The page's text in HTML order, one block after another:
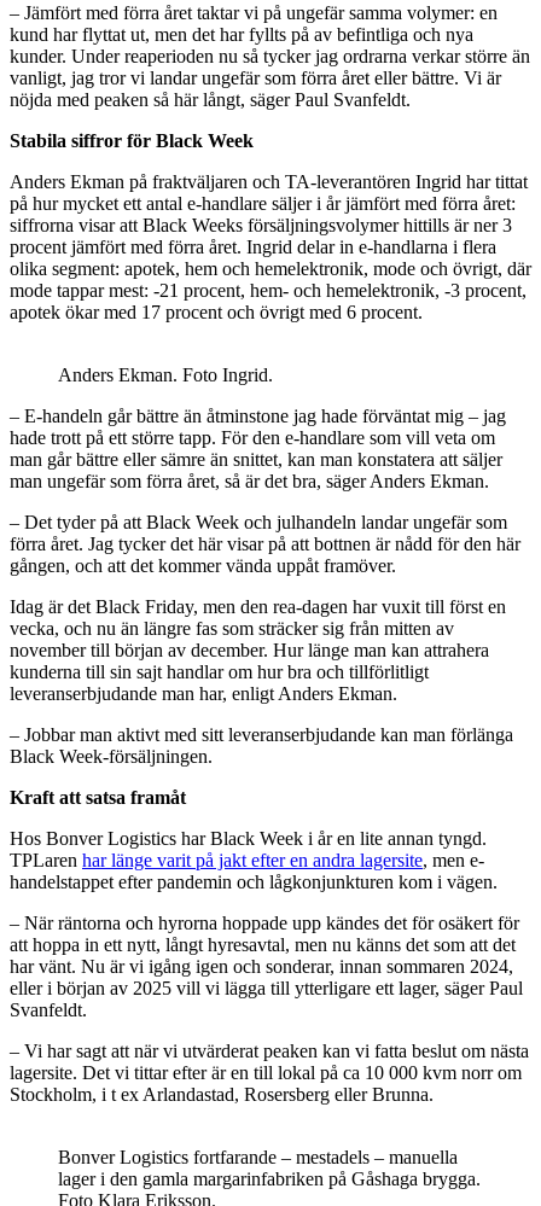
– Jämfört med förra året taktar vi på ungefär samma volymer: en
kund har flyttat ut, men det har fyllts på av befintliga och nya
kunder. Under reaperioden nu så tycker jag ordrarna verkar större än
vanligt, jag tror vi landar ungefär som förra året eller bättre. Vi är
nöjda med peaken så här långt, säger Paul Svanfeldt.
Stabila siffror för Black Week
Anders Ekman på fraktväljaren och TA-leverantören Ingrid har tittat
på hur mycket ett antal e-handlare säljer i år jämfört med förra året:
siffrorna visar att Black Weeks försäljningsvolymer hittills är ner 3
procent jämfört med förra året. Ingrid delar in e-handlarna i flera
olika segment: apotek, hem och hemelektronik, mode och övrigt, där
mode tappar mest: -21 procent, hem- och hemelektronik, -3 procent,
apotek ökar med 17 procent och övrigt med 6 procent.
Anders Ekman. Foto Ingrid.
– E-handeln går bättre än åtminstone jag hade förväntat mig – jag
hade trott på ett större tapp. För den e-handlare som vill veta om
man går bättre eller sämre än snittet, kan man konstatera att säljer
man ungefär som förra året, så är det bra, säger Anders Ekman.
– Det tyder på att Black Week och julhandeln landar ungefär som
förra året. Jag tycker det här visar på att bottnen är nådd för den här
gången, och att det kommer vända uppåt framöver.
Idag är det Black Friday, men den rea-dagen har vuxit till först en
vecka, och nu än längre fas som sträcker sig från mitten av
november till början av december. Hur länge man kan attrahera
kunderna till sin sajt handlar om hur bra och tillförlitligt
leveranserbjudande man har, enligt Anders Ekman.
– Jobbar man aktivt med sitt leveranserbjudande kan man förlänga
Black Week-försäljningen.
Kraft att satsa framåt
Hos Bonver Logistics har Black Week i år en lite annan tyngd.
TPLaren har länge varit på jakt efter en andra lagersite, men e-
handelstappet efter pandemin och lågkonjunkturen kom i vägen.
– När räntorna och hyrorna hoppade upp kändes det för osäkert för
att hoppa in ett nytt, långt hyresavtal, men nu känns det som att det
har vänt. Nu är vi igång igen och sonderar, innan sommaren 2024,
eller i början av 2025 vill vi lägga till ytterligare ett lager, säger Paul
Svanfeldt.
– Vi har sagt att när vi utvärderat peaken kan vi fatta beslut om nästa
lagersite. Det vi tittar efter är en till lokal på ca 10 000 kvm norr om
Stockholm, i t ex Arlandastad, Rosersberg eller Brunna.
Bonver Logistics fortfarande – mestadels – manuella
lager i den gamla margarinfabriken på Gåshaga brygga.
Foto Klara Eriksson.